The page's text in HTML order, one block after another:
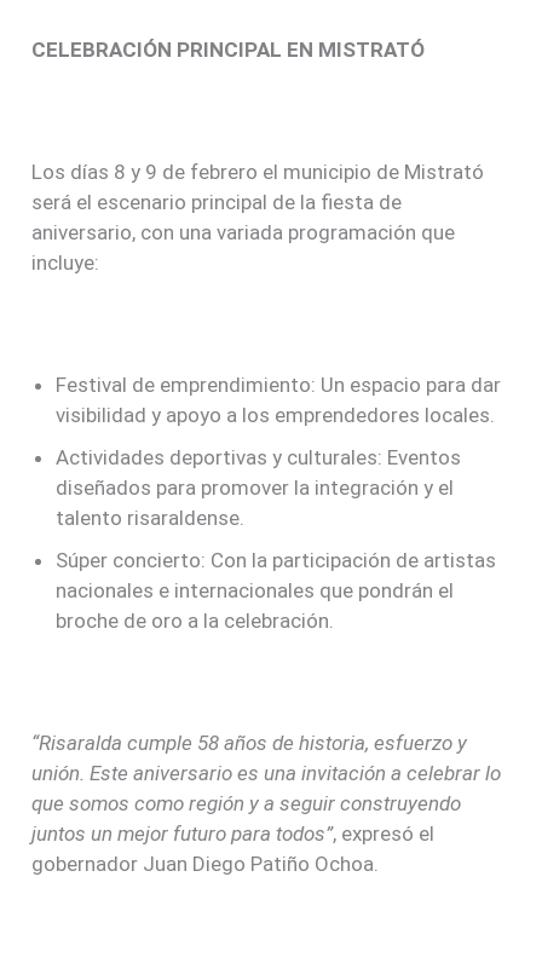
CELEBRACIÓN PRINCIPAL EN MISTRATÓ
Los días 8 y 9 de febrero el municipio de Mistrató
será el escenario principal de la fiesta de
aniversario, con una variada programación que
incluye:
Festival de emprendimiento: Un espacio para dar
visibilidad y apoyo a los emprendedores locales.
Actividades deportivas y culturales: Eventos
diseñados para promover la integración y el
talento risaraldense.
Súper concierto: Con la participación de artistas
nacionales e internacionales que pondrán el
broche de oro a la celebración.
“Risaralda cumple 58 años de historia, esfuerzo y
unión. Este aniversario es una invitación a celebrar lo
que somos como región y a seguir construyendo
juntos un mejor futuro para todos”, expresó el
gobernador Juan Diego Patiño Ochoa.